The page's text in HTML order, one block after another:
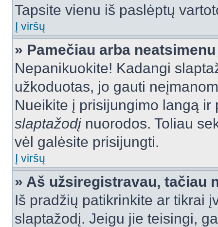
Tapsite vienu iš paslėptų
Į viršų
» Pamečiau arba
Nepanikuokite! Kadangi
užkoduotas, jo gauti
Nueikite į prisijungimo langą
slaptažodįnuorodos. Toliau
vėl galėsite prisijungti.
Į viršų
» Aš užsiregistravau, tačiau
Iš pradžių patikrinkite ar tikrai
slaptažodį. Jeigu jie teisingi,